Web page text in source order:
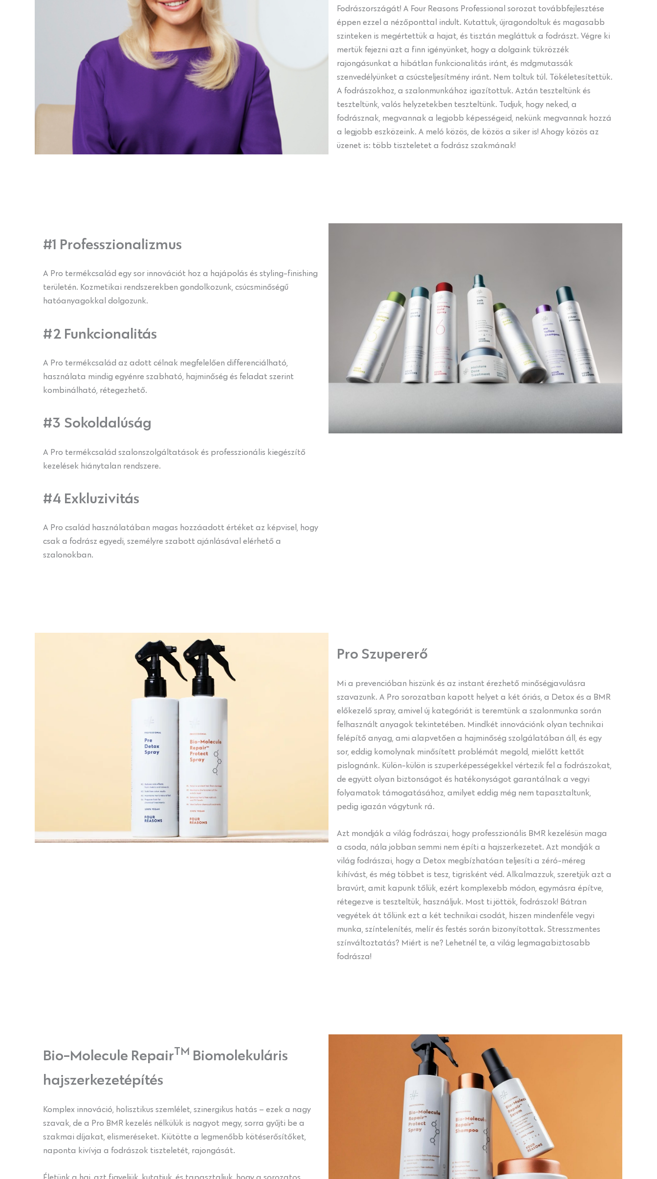
Fodrászországát! A Four Reasons Professional sorozat továbbfejlesztése
éppen ezzel a nézőponttal indult. Kutattuk, újragondoltuk és magasabb
szinteken is megértettük a hajat, és tisztán megláttuk a fodrászt. Végre ki
mertük fejezni azt a finn igényünket, hogy a dolgaink tükrözzék
rajongásunkat a hibátlan funkcionalitás iránt, és mdgmutassák
szenvedélyünket a csúcsteljesítmény iránt. Nem toltuk túl. Tökéletesítettük.
A fodrászokhoz, a szalonmunkához igazítottuk. Aztán teszteltünk és
teszteltünk, valós helyzetekben teszteltünk. Tudjuk, hogy neked, a
fodrásznak, megvannak a legjobb képességeid, nekünk megvannak hozzá
a legjobb eszközeink. A meló közös, de közös a siker is! Ahogy közös az
üzenet is: több tiszteletet a fodrász szakmának!
#1 Professzionalizmus
A Pro termékcsalád egy sor innovációt hoz a hajápolás és styling-finishing
területén. Kozmetikai rendszerekben gondolkozunk, csúcsminőségű
hatóanyagokkal dolgozunk.
#2 Funkcionalitás
A Pro termékcsalád az adott célnak megfelelően differenciálható,
használata mindig egyénre szabható, hajminőség és feladat szerint
kombinálható, rétegezhető.
#3 Sokoldalúság
A Pro termékcsalád szalonszolgáltatások és professzionális kiegészítő
kezelések hiánytalan rendszere.
#4 Exkluzivitás
A Pro család használatában magas hozzáadott értéket az képvisel, hogy
csak a fodrász egyedi, személyre szabott ajánlásával elérhető a
szalonokban.
Pro Szupererő
Mi a prevencióban hiszünk és az instant érezhető minőségjavulásra
szavazunk. A Pro sorozatban kapott helyet a két óriás, a Detox és a BMR
előkezelő spray, amivel új kategóriát is teremtünk a szalonmunka során
felhasznált anyagok tekintetében. Mindkét innovációnk olyan technikai
felépítő anyag, ami alapvetően a hajminőség szolgálatában áll, és egy
sor, eddig komolynak minősített problémát megold, mielőtt kettőt
pislognánk. Külön-külön is szuperképességekkel vértezik fel a fodrászokat,
de együtt olyan biztonságot és hatékonyságot garantálnak a vegyi
folyamatok támogatásához, amilyet eddig még nem tapasztaltunk,
pedig igazán vágytunk rá.
Azt mondják a világ fodrászai, hogy professzionális BMR kezelésün maga
a csoda, nála jobban semmi nem építi a hajszerkezetet. Azt mondják a
világ fodrászai, hogy a Detox megbízhatóan teljesíti a zéró-méreg
kihívást, és még többet is tesz, tigrisként véd. Alkalmazzuk, szeretjük azt a
bravúrt, amit kapunk tőlük, ezért komplexebb módon, egymásra építve,
rétegezve is teszteltük, használjuk. Most ti jöttök, fodrászok! Bátran
vegyétek át tőlünk ezt a két technikai csodát, hiszen mindenféle vegyi
munka, színtelenítés, melír és festés során bizonyítottak. Stresszmentes
színváltoztatás? Miért is ne? Lehetnél te, a világ legmagabiztosabb
fodrásza!
Bio-Molecule RepairTM Biomolekuláris
hajszerkezetépítés
Komplex innováció, holisztikus szemlélet, szinergikus hatás – ezek a nagy
szavak, de a Pro BMR kezelés nélkülük is nagyot megy, sorra gyűjti be a
szakmai díjakat, elismeréseket. Kiütötte a legmenőbb kötéserősítőket,
naponta kivívja a fodrászok tiszteletét, rajongását.
Életünk a haj, azt figyeljük, kutatjuk, és tapasztaljuk, hogy a sorozatos